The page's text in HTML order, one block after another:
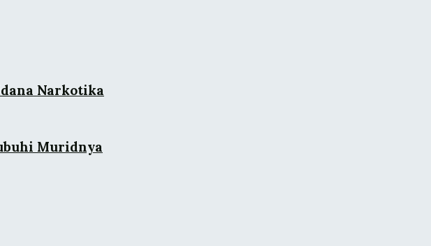
Narkotika
Muridnya